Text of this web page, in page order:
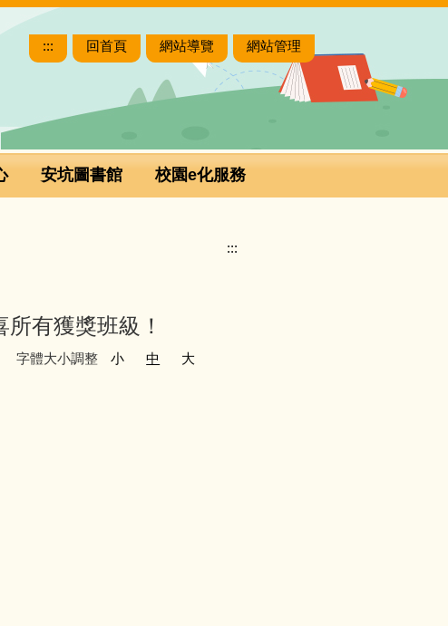
::: 回首頁 網站導覽 網站管理
安坑圖書館 校園e化服務
有獲獎班級！
字體大小調整 小 中
大
:::